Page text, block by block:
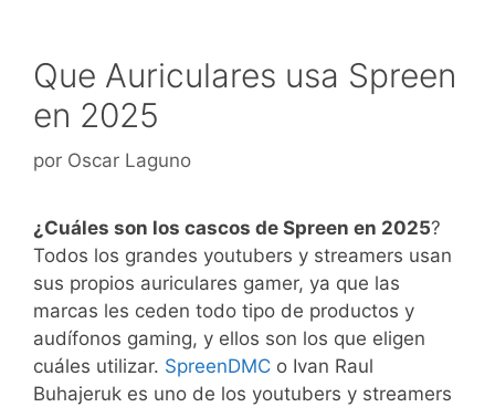
Que Auriculares usa Spreen
en 2025
por Oscar Laguno
¿Cuáles son los cascos de Spreen en 2025?
Todos los grandes youtubers y streamers usan
sus propios auriculares gamer, ya que las
marcas les ceden todo tipo de productos y
audífonos gaming, y ellos son los que eligen
cuáles utilizar. SpreenDMC o Ivan Raul
Buhajeruk es uno de los youtubers y streamers